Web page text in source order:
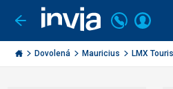
Jít
zpět
Invia.cz
Volejte
226
000
290
Dovolená Mauricius LMX